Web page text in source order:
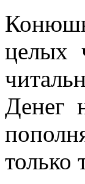
целых
Денег
только